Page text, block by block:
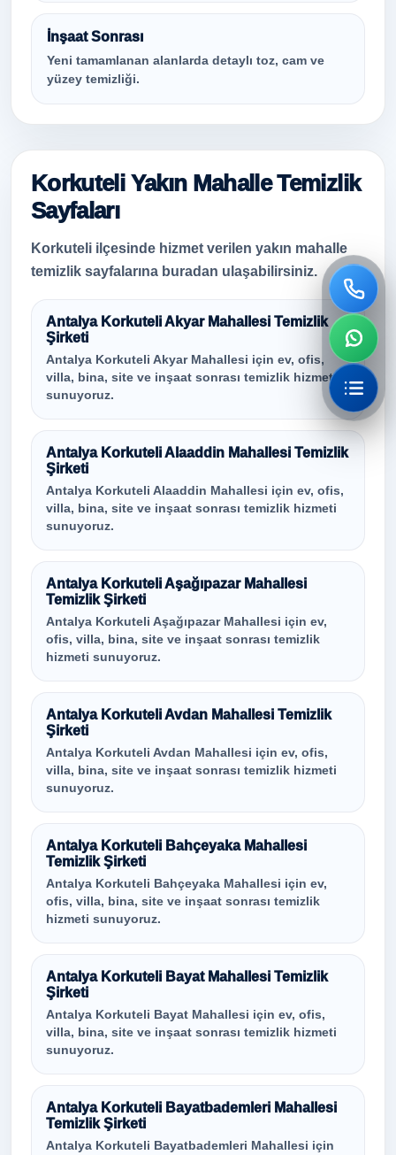
İnşaat Sonrası
Yeni tamamlanan alanlarda detaylı toz, cam ve
yüzey temizliği.
Korkuteli Yakın Mahalle Temizlik
Sayfaları
Korkuteli ilçesinde hizmet verilen yakın mahalle
temizlik sayfalarına buradan ulaşabilirsiniz.
Antalya Korkuteli Akyar Mahallesi Temizlik
Şirketi
Antalya Korkuteli Akyar Mahallesi için ev, ofis,
villa, bina, site ve inşaat sonrası temizlik hizmeti
sunuyoruz.
Antalya Korkuteli Alaaddin Mahallesi Temizlik
Şirketi
Antalya Korkuteli Alaaddin Mahallesi için ev, ofis,
villa, bina, site ve inşaat sonrası temizlik hizmeti
sunuyoruz.
Antalya Korkuteli Aşağıpazar Mahallesi
Temizlik Şirketi
Antalya Korkuteli Aşağıpazar Mahallesi için ev,
ofis, villa, bina, site ve inşaat sonrası temizlik
hizmeti sunuyoruz.
Antalya Korkuteli Avdan Mahallesi Temizlik
Şirketi
Antalya Korkuteli Avdan Mahallesi için ev, ofis,
villa, bina, site ve inşaat sonrası temizlik hizmeti
sunuyoruz.
Antalya Korkuteli Bahçeyaka Mahallesi
Temizlik Şirketi
Antalya Korkuteli Bahçeyaka Mahallesi için ev,
ofis, villa, bina, site ve inşaat sonrası temizlik
hizmeti sunuyoruz.
Antalya Korkuteli Bayat Mahallesi Temizlik
Şirketi
Antalya Korkuteli Bayat Mahallesi için ev, ofis,
villa, bina, site ve inşaat sonrası temizlik hizmeti
sunuyoruz.
Antalya Korkuteli Bayatbademleri Mahallesi
Temizlik Şirketi
Antalya Korkuteli Bayatbademleri Mahallesi için